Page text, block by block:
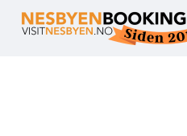
Brukeravtale
Personvernerklæring
Kontakt
oss